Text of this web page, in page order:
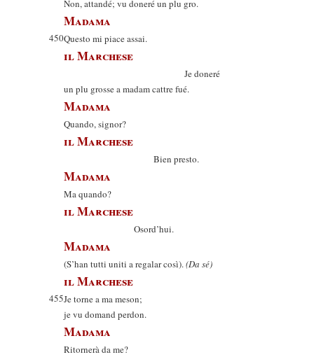
Non, attandé; vu doneré un plu gro.
Madama
450Questo mi piace assai.
il Marchese
Je doneré
un plu grosse a madam cattre fué.
Madama
Quando, signor?
il Marchese
Bien presto.
Madama
Ma quando?
il Marchese
Osord’hui.
Madama
(S’han tutti uniti a regalar così).(Da sé)
il Marchese
455Je torne a ma meson;
je vu domand perdon.
Madama
Ritornerà da me?